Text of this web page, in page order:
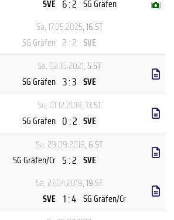
SVE 6 : 2 SG Gräfen ( )
Sa, 17.05.2025, 16.ST
SG Gräfen 2 : 2 SVE
Sa, 02.10.2021, 5.ST
SG Gräfen 3 : 3 SVE
So, 01.12.2019, 13.ST
SG Gräfen 0 : 2 SVE
Sa, 29.09.2018, 6.ST
SG Gräfen/Cr 5 : 2 SVE
Sa, 27.04.2019, 19.ST
SVE 1 : 4 SG Gräfen/Cr